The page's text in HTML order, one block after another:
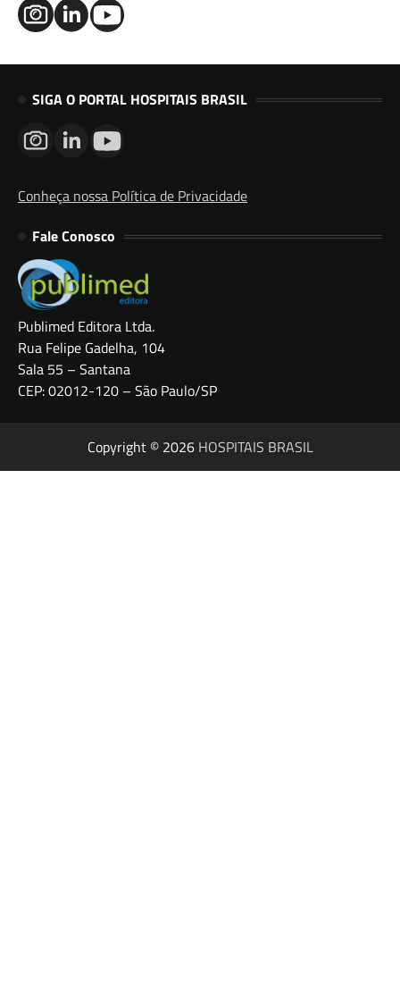
SIGA O PORTAL HOSPITAIS BRASIL
Conheça nossa Política de Privacidade
Fale Conosco
Publimed Editora Ltda.
Rua Felipe Gadelha, 104
Sala 55 – Santana
CEP: 02012-120 – São Paulo/SP
Copyright © 2026 HOSPITAIS BRASIL